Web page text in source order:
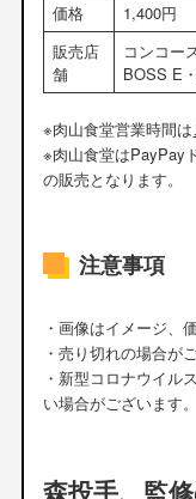
価格
1,400円
販売店
舗
コンコー
BOSS E
※肉山食堂営業時間は
※肉山食堂はPayPay
の販売となります。
注意事項
・画像はイメージ、
・売り切れの場合が
・新型コロナウイル
い場合がございます。
森投手、監